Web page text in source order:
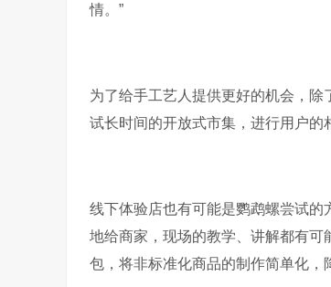
情。”
为了给手工艺人提供更好的机会，
试长时间的开放式市集，进行用户的
线下体验店也有可能是鹦鹉螺尝试的
地给商家，现场的教学、讲解都有可
包，将非标准化商品的制作简单化，